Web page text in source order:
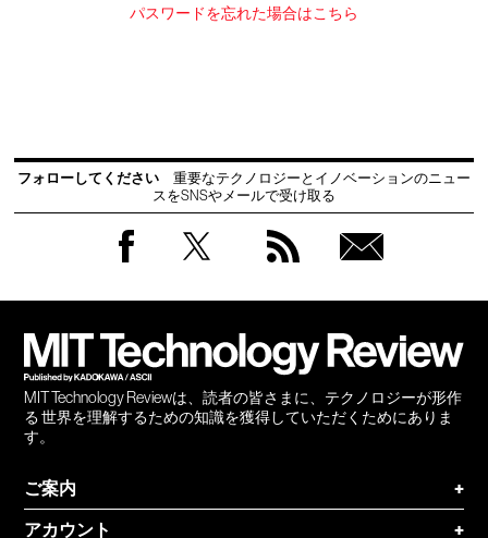
パスワードを忘れた場合はこちら
フォローしてください
重要なテクノロジーとイノベーションのニュー
スをSNSやメールで受け取る
MIT Technology Reviewは、読者の皆さまに、テクノロジーが形作
る 世界を理解するための知識を獲得していただくためにありま
す。
ご案内
+
アカウント
+